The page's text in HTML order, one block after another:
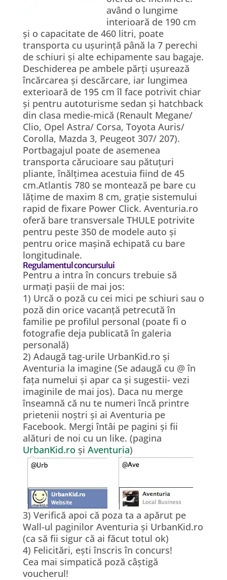
având o lungime
interioară de 190 cm
și o capacitate de 460 litri, poate
transporta cu ușurință până la 7 perechi
de schiuri și alte echipamente sau bagaje.
Deschiderea pe ambele părți ușurează
încărcarea și descărcare, iar lungimea
exterioară de 195 cm îl face potrivit chiar
și pentru autoturisme sedan și hatchback
din clasa medie-mică (Renault Megane/
Clio, Opel Astra/ Corsa, Toyota Auris/
Corolla, Mazda 3, Peugeot 307/ 207).
Portbagajul poate de asemenea
transporta cărucioare sau pătuțuri
pliante, înălțimea acestuia fiind de 45
cm.Atlantis 780 se montează pe bare cu
lățime de maxim 8 cm, grație sistemului
rapid de fixare Power Click. Aventuria.ro
oferă bare transversale THULE potrivite
pentru peste 350 de modele auto și
pentru orice mașină echipată cu bare
longitudinale.
Regulamentul concursului
Pentru a intra în concurs trebuie să
urmați pașii de mai jos:
1) Urcă o poză cu cei mici pe schiuri sau o
poză din orice vacanță petrecută în
familie pe profilul personal (poate fi o
fotografie deja publicată în galeria
personală)
2) Adaugă tag-urile UrbanKid.ro și
Aventuria la imagine (Se adaugă cu @ în
fața numelui și apar ca și sugestii- vezi
imaginile de mai jos). Daca nu merge
înseamnă că nu te numeri încă printre
prietenii noștri și ai Aventuria pe
Facebook. Mergi întâi pe pagini și fii
alături de noi cu un like. (pagina
UrbanKid.ro și Aventuria)
3) Verifică apoi că poza ta a apărut pe
Wall-ul paginilor Aventuria și UrbanKid.ro
(ca să fii sigur că ai făcut totul ok)
4) Felicitări, ești înscris în concurs!
Cea mai simpatică poză câștigă
voucherul!